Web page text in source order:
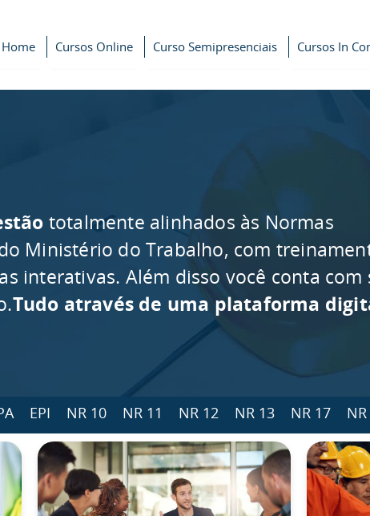
Home Cursos Online Curso Semipresenciais Cursos In
totalmente alinhados às Normas
Ministério do Trabalho, com
interativas. Além disso você conta com
Tudo através de uma plataforma
EPI NR 10 NR 11 NR 12 NR 13 NR 17